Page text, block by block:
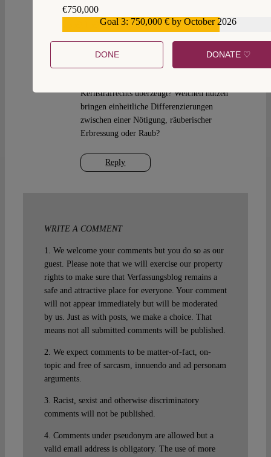
Reply
es würde im änderungsfesten Bereich (Art. 79
Abs. 3 GG) die “Grenze des Grundgesetzes”
ausloten.
Abgesehen von diesen eher staatrechtlichen
Überlegungen bin ich auch kriminalpolitisch
Kernstrafrechts überzeugt? Welchen nutzen
bringen einheitliche Differenzierungen
zwischen einer Nötigung, räuberischer
Erbressung oder Raub?
WRITE A COMMENT
1. We welcome your comments but you do so as our
guest. Please note that we will exercise our property
rights to make sure that Verfassungsblog remains a
safe and attractive place for everyone. Your comment
will not appear immediately but will be moderated
by us. Just as with posts, we make a choice. That
means not all submitted comments will be published.
2. We expect comments to be matter-of-fact, on-
topic and free of sarcasm, innuendo and ad personam
arguments.
3. Racist, sexist and otherwise discriminatory
comments will not be published.
4. Comments under pseudonym are allowed but a
valid email address is obligatory. The use of more
€750,000
Goal 3: 750,000 € by October 2026
DONE DONATE ♡